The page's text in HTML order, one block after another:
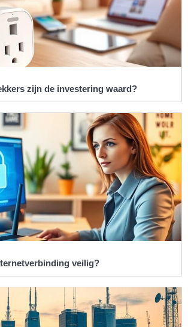
zijn de investering waard?
veilig?